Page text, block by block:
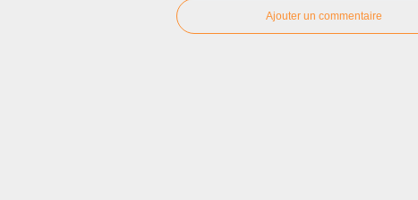
Ajouter un commentaire